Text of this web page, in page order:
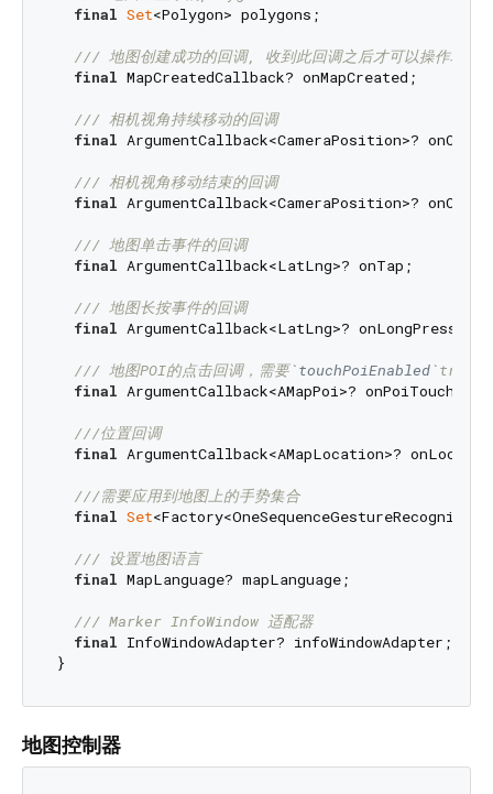
final Set<Polygon> polygons;
/// 地图创建成功的回调, 收到此回调之后才可以操作地图
final MapCreatedCallback? onMapCreated;
/// 相机视角持续移动的回调
final ArgumentCallback<CameraPosition>?
/// 相机视角移动结束的回调
final ArgumentCallback<CameraPosition>?
/// 地图单击事件的回调
final ArgumentCallback<LatLng>? onTap;
/// 地图长按事件的回调
final ArgumentCallback<LatLng>? onLongPress;
/// 地图POI的点击回调，需要`touchPoiEnabled`true，
final ArgumentCallback<AMapPoi>? onPoiTouched;
///位置回调
final ArgumentCallback<AMapLocation>?
///需要应用到地图上的手势集合
final Set
/// 设置地图语言
final MapLanguage? mapLanguage;
/// Marker InfoWindow 适配器
final InfoWindowAdapter? infoWindowAdapter;
地图控制器